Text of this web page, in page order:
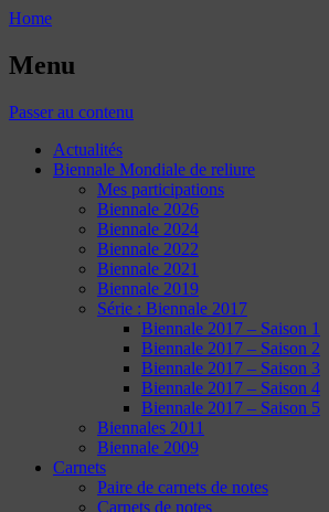
Home
Menu
Passer au contenu
Actualités
Biennale Mondiale de reliure
Mes participations
Biennale 2026
Biennale 2024
Biennale 2022
Biennale 2021
Biennale 2019
Série : Biennale 2017
Biennale 2017 – Saison 1
Biennale 2017 – Saison 2
Biennale 2017 – Saison 3
Biennale 2017 – Saison 4
Biennale 2017 – Saison 5
Biennales 2011
Biennale 2009
Carnets
Paire de carnets de notes
Carnets de notes